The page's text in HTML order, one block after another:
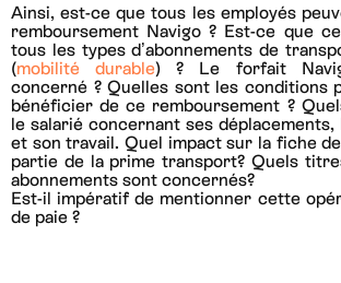
Ainsi, est-ce que tous les employés
remboursement Navigo ? Est-ce que
tous les types d’abonnements de
(mobilité durable) ? Le forfait
concerné ? Quelles sont les conditions
bénéficier de ce remboursement ?
le salarié concernant ses
et son travail. Quel impact sur la fiche
partie de la prime transport? Quels
abonnements sont concernés?
Est-il impératif de mentionner cette
de paie ?